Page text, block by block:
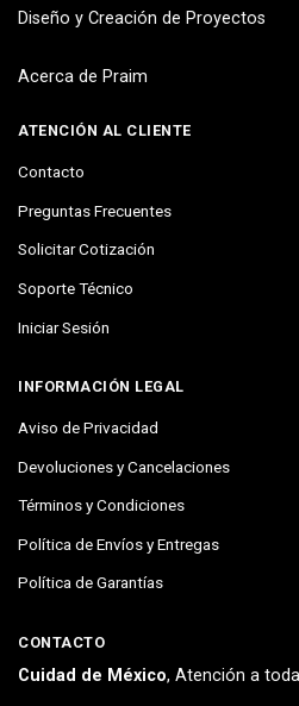
Diseño y Creación de Proyectos
Acerca de Praim
ATENCIÓN AL CLIENTE
Contacto
Preguntas Frecuentes
Solicitar Cotización
Soporte Técnico
Iniciar Sesión
INFORMACIÓN LEGAL
Aviso de Privacidad
Devoluciones y Cancelaciones
Términos y Condiciones
Política de Envíos y Entregas
Política de Garantías
CONTACTO
Cuidad de México, Atención a